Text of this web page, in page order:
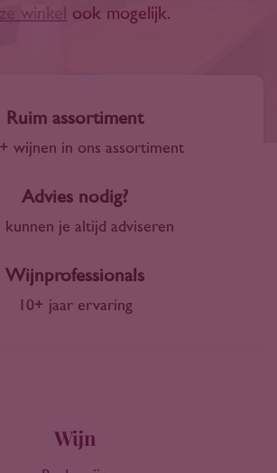
met botrytis in de stijl van
winkel
ook mogelijk.
Ruim assortiment
wijnen in ons assortiment
Advies nodig?
je altijd adviseren
Wijnprofessionals
10+ jaar ervaring
Wijn